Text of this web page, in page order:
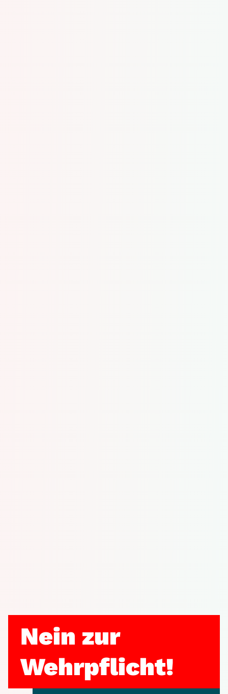
Nein zur
Wehrpflicht!